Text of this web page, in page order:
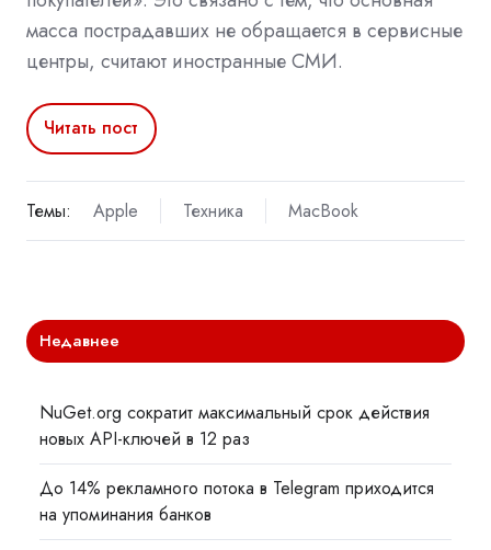
масса пострадавших не обращается в сервисные
центры, считают иностранные СМИ.
Читать пост
Темы: Apple Техника MacBook
Недавнее
NuGet.org сократит максимальный срок действия
новых API-ключей в 12 раз
До 14% рекламного потока в Telegram приходится
на упоминания банков